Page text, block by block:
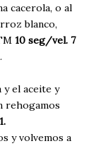
cacerola, o al
blanco,
10 seg/vel. 7
y el aceite y
rehogamos
y volvemos a